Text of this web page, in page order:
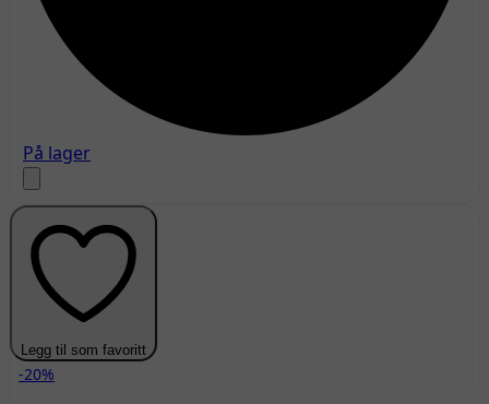
På lager
Legg til som favoritt
-20%